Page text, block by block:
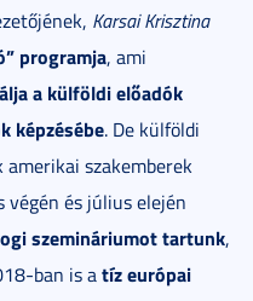
Karsai Krisztina
programja, ami
a külföldi előadók
képzésébe. De külföldi
szakemberek
végén és július elején
szemináriumot tartunk,
ban is atíz európai